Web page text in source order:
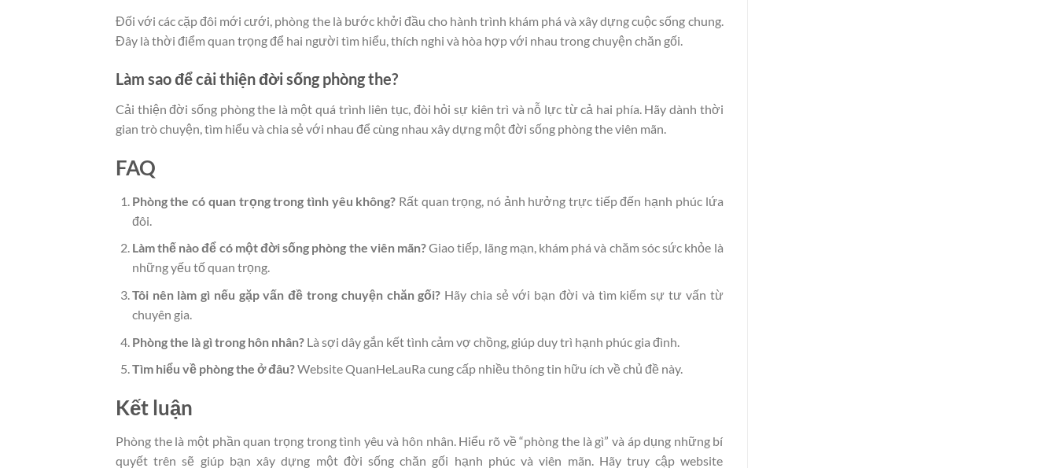
Đối với các cặp đôi mới cưới, phòng the là bước khởi đầu cho hành trình khám phá và xây dựng cuộc sống chung.
Đây là thời điểm quan trọng để hai người tìm hiểu, thích nghi và hòa hợp với nhau trong chuyện chăn gối.
Làm sao để cải thiện đời sống phòng the?
Cải thiện đời sống phòng the là một quá trình liên tục, đòi hỏi sự kiên trì và nỗ lực từ cả hai phía. Hãy dành thời
gian trò chuyện, tìm hiểu và chia sẻ với nhau để cùng nhau xây dựng một đời sống phòng the viên mãn.
FAQ
Phòng the có quan trọng trong tình yêu không? Rất quan trọng, nó ảnh hưởng trực tiếp đến hạnh phúc lứa
đôi.
Làm thế nào để có một đời sống phòng the viên mãn?Giao tiếp, lãng mạn, khám phá và chăm sóc sức khỏe là
những yếu tố quan trọng.
Tôi nên làm gì nếu gặp vấn đề trong chuyện chăn gối? Hãy chia sẻ với bạn đời và tìm kiếm sự tư vấn từ
chuyên gia.
Phòng the là gì trong hôn nhân?Là sợi dây gắn kết tình cảm vợ chồng, giúp duy trì hạnh phúc gia đình.
Tìm hiểu về phòng the ở đâu?Website QuanHeLauRa cung cấp nhiều thông tin hữu ích về chủ đề này.
Kết luận
Phòng the là một phần quan trọng trong tình yêu và hôn nhân. Hiểu rõ về “phòng the là gì” và áp dụng những bí
quyết trên sẽ giúp bạn xây dựng một đời sống chăn gối hạnh phúc và viên mãn. Hãy truy cập website